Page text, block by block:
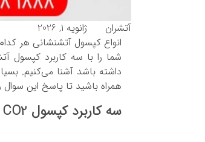
آتشران
ژانویه 1, 2026
داشته باشد آشنا می‌کنیم.
همراه باشید تا پاسخ این سوال
سه کاربرد کپسول CO2